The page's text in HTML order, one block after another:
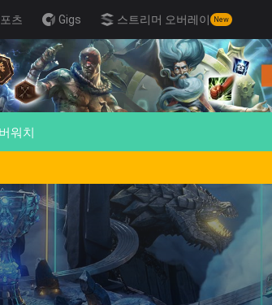
츠 Gigs 스트리머 오버레이 New
워치